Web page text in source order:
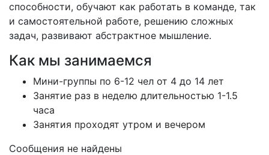
способности, обучают как работать в команде, так
и самостоятельной работе, решению сложных
задач, развивают абстрактное мышление.
Как мы занимаемся
Мини-группы по 6-12 чел от 4 до 14 лет
Занятие раз в неделю длительностью 1-1.5
часа
Занятия проходят утром и вечером
Сообщения не найдены